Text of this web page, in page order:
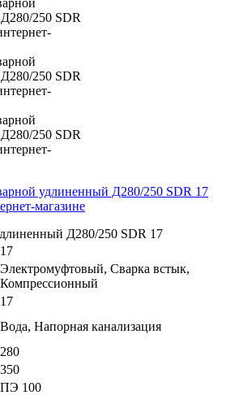
Д280/250 SDR 17
17
Электромуфтовый, Сварка встык,
Компрессионный
17
Вода, Напорная канализация
280
350
ПЭ 100